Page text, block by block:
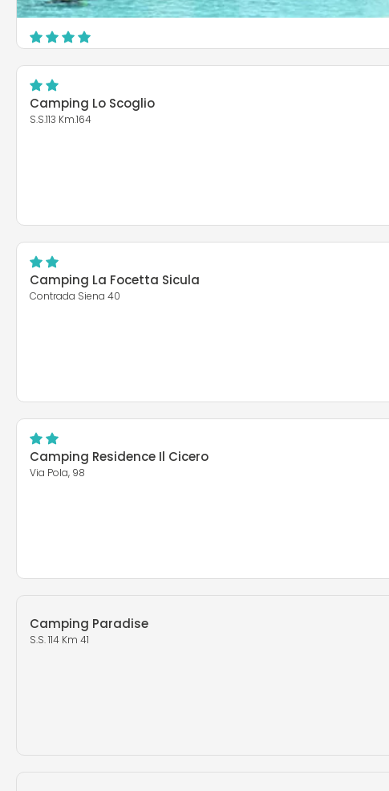
Furnari
Camping Lo Scoglio
S.S.113 Km.164
Camping La Focetta Sicula
Contrada Siena 40
Camping Residence Il Cicero
Via Pola, 98
Camping Paradise
S.S. 114 Km 41